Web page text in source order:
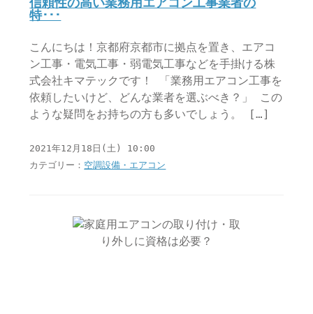
信頼性の高い業務用エアコン工事業者の
特･･･
こんにちは！京都府京都市に拠点を置き、エアコ
ン工事・電気工事・弱電気工事などを手掛ける株
式会社キマテックです！ 「業務用エアコン工事を
依頼したいけど、どんな業者を選ぶべき？」 この
ような疑問をお持ちの方も多いでしょう。 […]
2021年12月18日(土) 10:00
カテゴリー： 空調設備・エアコン